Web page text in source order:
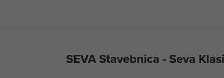
SEVA Stavebnica - Seva